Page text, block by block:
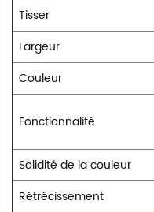
Tisser
Largeur
Couleur
Fonctionnalité
Solidité de la couleur
Rétrécissement